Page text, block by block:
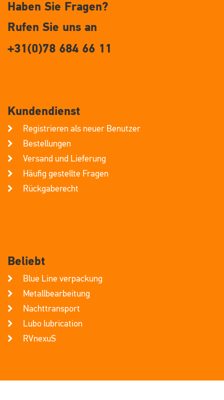
Haben Sie Fragen?
Rufen Sie uns an
+31(0)78 684 66 11
Kundendienst
Registrieren als neuer Benutzer
Bestellungen
Versand und Lieferung
Häufig gestellte Fragen
Rückgaberecht
Beliebt
Blue Line verpackung
Metallbearbeitung
Nachttransport
Lubo lubrication
RVnexuS